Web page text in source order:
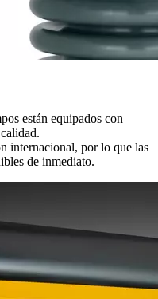
están equipados con
internacional, por lo que las
de inmediato.